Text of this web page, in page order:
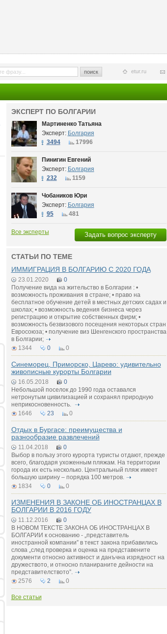
поиск etur.ru
ЭКСПЕРТ ПО БОЛГАРИИ
Мартиненко Татьяна
Эксперт: Болгария
3494
17996
Пинигин Евгений
Эксперт: Болгария
232
1159
Чобаников Юри
Эксперт: Болгария
95
481
Задать вопрос эксперту
Все эксперты
СТАТЬИ ПО ТЕМЕ
ИММИГРАЦИЯ В БОЛГАРИЮ С 2020 ГОДА
23.01.2020
0
Получение вида на жительство в Болгарии : •
возможность проживания в стране; • право на
бесплатное обучение детей в местных детских садах и
школах; • возможность ведения бизнеса через
регистрацию и открытие собственных фирм; •
возможность безвизового посещения некоторых стран
Евросоюза; • получение виз Шенгенского пространства
в Болгарии;
1344
0 0
Синеморец, Приморско, Царево: удивительно
живописные курорты Болгарии
16.05.2018
0
Небольшой поселок до 1990 года оставался
нетронутым цивилизацией и сохранял природную
неприкосновенность.
1646
23 0
Отдых в Бургасе: преимущества и
разнообразие развлечений
11.04.2018
0
Выбор в пользу этого курорта туристы отдают, прежде
всего, благодаря ухоженным пляжам. На территории
города их есть несколько. Центральный пляж имеет
большую ширину – порядка 100 метров.
1834
0 0
ИЗМЕНЕНИЯ В ЗАКОНЕ ОБ ИНОСТРАНЦАХ В
БОЛГАРИИ В 2016 ГОДУ
11.12.2016
0
В НОВОМ ТЕКСТЕ ЗАКОНА ОБ ИНОСТРАНЦАХ В
БОЛГАРИИ к основанию - „представитель
иностранной компании” в текст закона прибавились
слова „след проверка и оценка на представените
документи относно активност и данъчна изрядност на
дружеството, и относно планираните дейности на
представителството”.
2576
2 0
Все статьи